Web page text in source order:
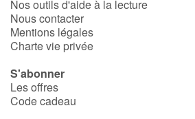
Nos outils d'aide à la lecture
Nous contacter
Mentions légales
Charte vie privée
S'abonner
Les offres
Code cadeau